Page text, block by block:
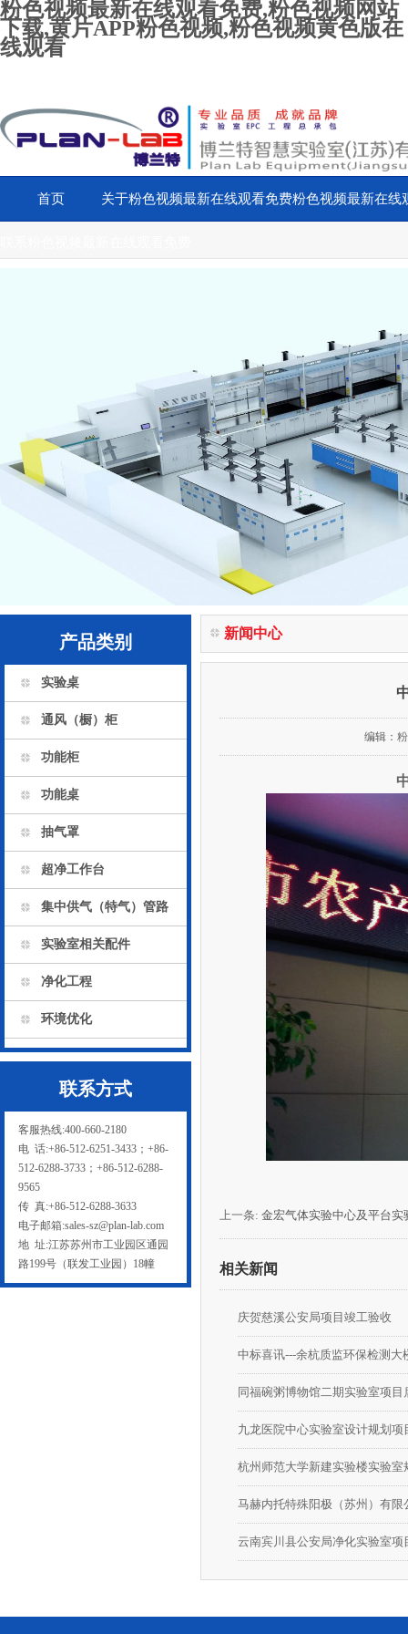
粉色视频最新在线观看免费,粉色视频网站
下载,黄片APP粉色视频,粉色视频黄色版在
线观看
首页 关于粉色视频最新在线观看免费粉色视频最新在线
产品类别
实验桌
通风（橱）柜
功能柜
功能桌
抽气罩
超净工作台
集中供气（特气）管路
实验室相关配件
净化工程
环境优化
联系方式
客服热线:400-660-2180
电 话:+86-512-6251-3433；+86-
512-6288-3733；+86-512-6288-
9565
传 真:+86-512-6288-3633
电子邮箱:sales-sz@plan-lab.com
地 址:江苏苏州市工业园区通园
路199号（联发工业园）18幢
新闻中心
编辑：
上一条: 金宏气体实验中心及平台
相关新闻
庆贺慈溪公安局项目竣工验收
中标喜讯---余杭质监环保检测大
同福碗粥博物馆二期实验室项目
九龙医院中心实验室设计规划项
杭州师范大学新建实验楼实验室
云南宾川县公安局净化实验室项